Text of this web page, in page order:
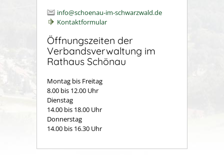
info@schoenau-im-schwarzwald.de
Kontaktformular
Öffnungszeiten der
Verbandsverwaltung im
Rathaus Schönau
Montag bis Freitag
8.00 bis 12.00 Uhr
Dienstag
14.00 bis 18.00 Uhr
Donnerstag
14.00 bis 16.30 Uhr